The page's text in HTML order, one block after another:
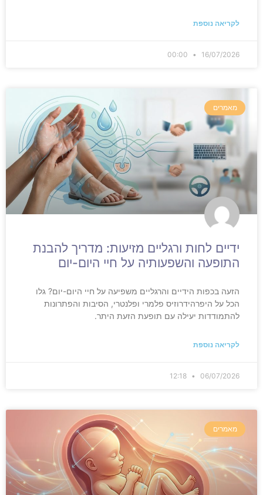
לקריאה נוספת
16/07/2026
מאמרים
ידיים לחות ורגליים מזיעות: מדריך להבנת
התופעה והשפעותיה על חיי היום-יום
הזעה בכפות הידיים והרגליים משפיעה על חיי היום-יום? גלו
הכל על היפרהידרוזיס פלמרי ופלנטרי, הסיבות והפתרונות
להתמודדות יעילה עם תופעת הזעת היתר.
לקריאה נוספת
06/07/2026
מאמרים